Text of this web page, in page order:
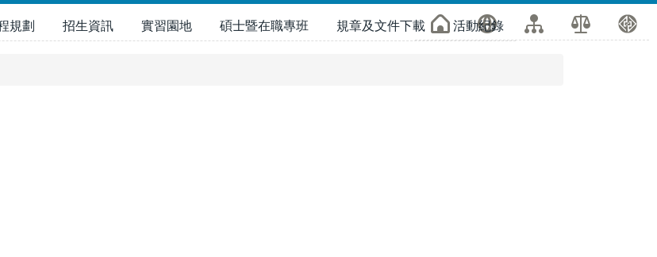
規劃 招生資訊 實習園地 碩士暨在職專班 規章及文件下載 活動紀錄